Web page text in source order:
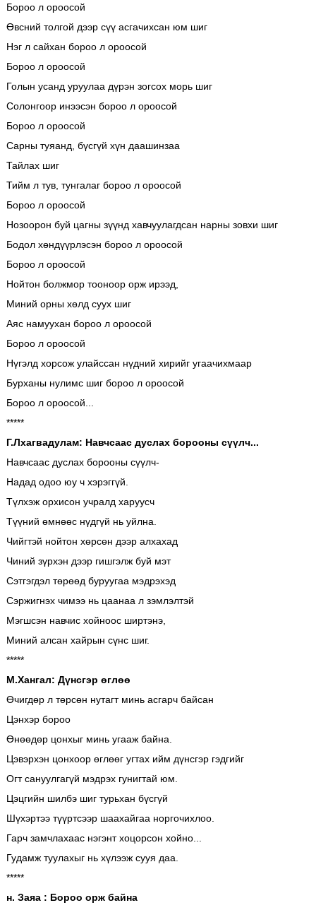
Бороо л ороосой
Өвсний толгой дээр сүү асгачихсан юм шиг
Нэг л сайхан бороо л ороосой
Бороо л ороосой
Голын усанд уруулаа дүрэн зогсох морь шиг
Солонгоор инээсэн бороо л ороосой
Бороо л ороосой
Сарны туяанд, бүсгүй хүн даашинзаа
Тайлах шиг
Тийм л тув, тунгалаг бороо л ороосой
Бороо л ороосой
Нозоорон буй цагны зүүнд хавчуулагдсан нарны зовхи шиг
Бодол хөндүүрлэсэн бороо л ороосой
Бороо л ороосой
Нойтон болжмор тооноор орж ирээд,
Миний орны хөлд суух шиг
Аяс намуухан бороо л ороосой
Бороо л ороосой
Нүгэлд хорсож улайссан нүдний хирийг угаачихмаар
Бурханы нулимс шиг бороо л ороосой
Бороо л ороосой...
*****
Г.Лхагвадулам: Навчсаас дуслах борооны сүүлч...
Навчсаас дуслах борооны сүүлч-
Надад одоо юу ч хэрэггүй.
Түлхэж орхисон учралд харуусч
Түүний өмнөөс нүдгүй нь уйлна.
Чийгтэй нойтон хөрсөн дээр алхахад
Чиний зүрхэн дээр гишгэлж буй мэт
Сэтгэгдэл төрөөд буруугаа мэдрэхэд
Сэржигнэх чимээ нь цаанаа л зэмлэлтэй
Мэгшсэн навчис хойноос ширтэнэ,
Миний алсан хайрын сүнс шиг.
*****
М.Хангал: Дүнсгэр өглөө
Өчигдөр л төрсөн нутагт минь асгарч байсан
Цэнхэр бороо
Өнөөдөр цонхыг минь угааж байна.
Цэвэрхэн цонхоор өглөөг угтах ийм дүнсгэр гэдгийг
Огт сануулгагүй мэдрэх гунигтай юм.
Цэцгийн шилбэ шиг турьхан бүсгүй
Шүхэртээ түүртсээр шаахайгаа норгочихлоо.
Гарч замчлахаас нэгэнт хоцорсон хойно...
Гудамж туулахыг нь хүлээж сууя даа.
*****
н. Заяа : Бороо орж байна